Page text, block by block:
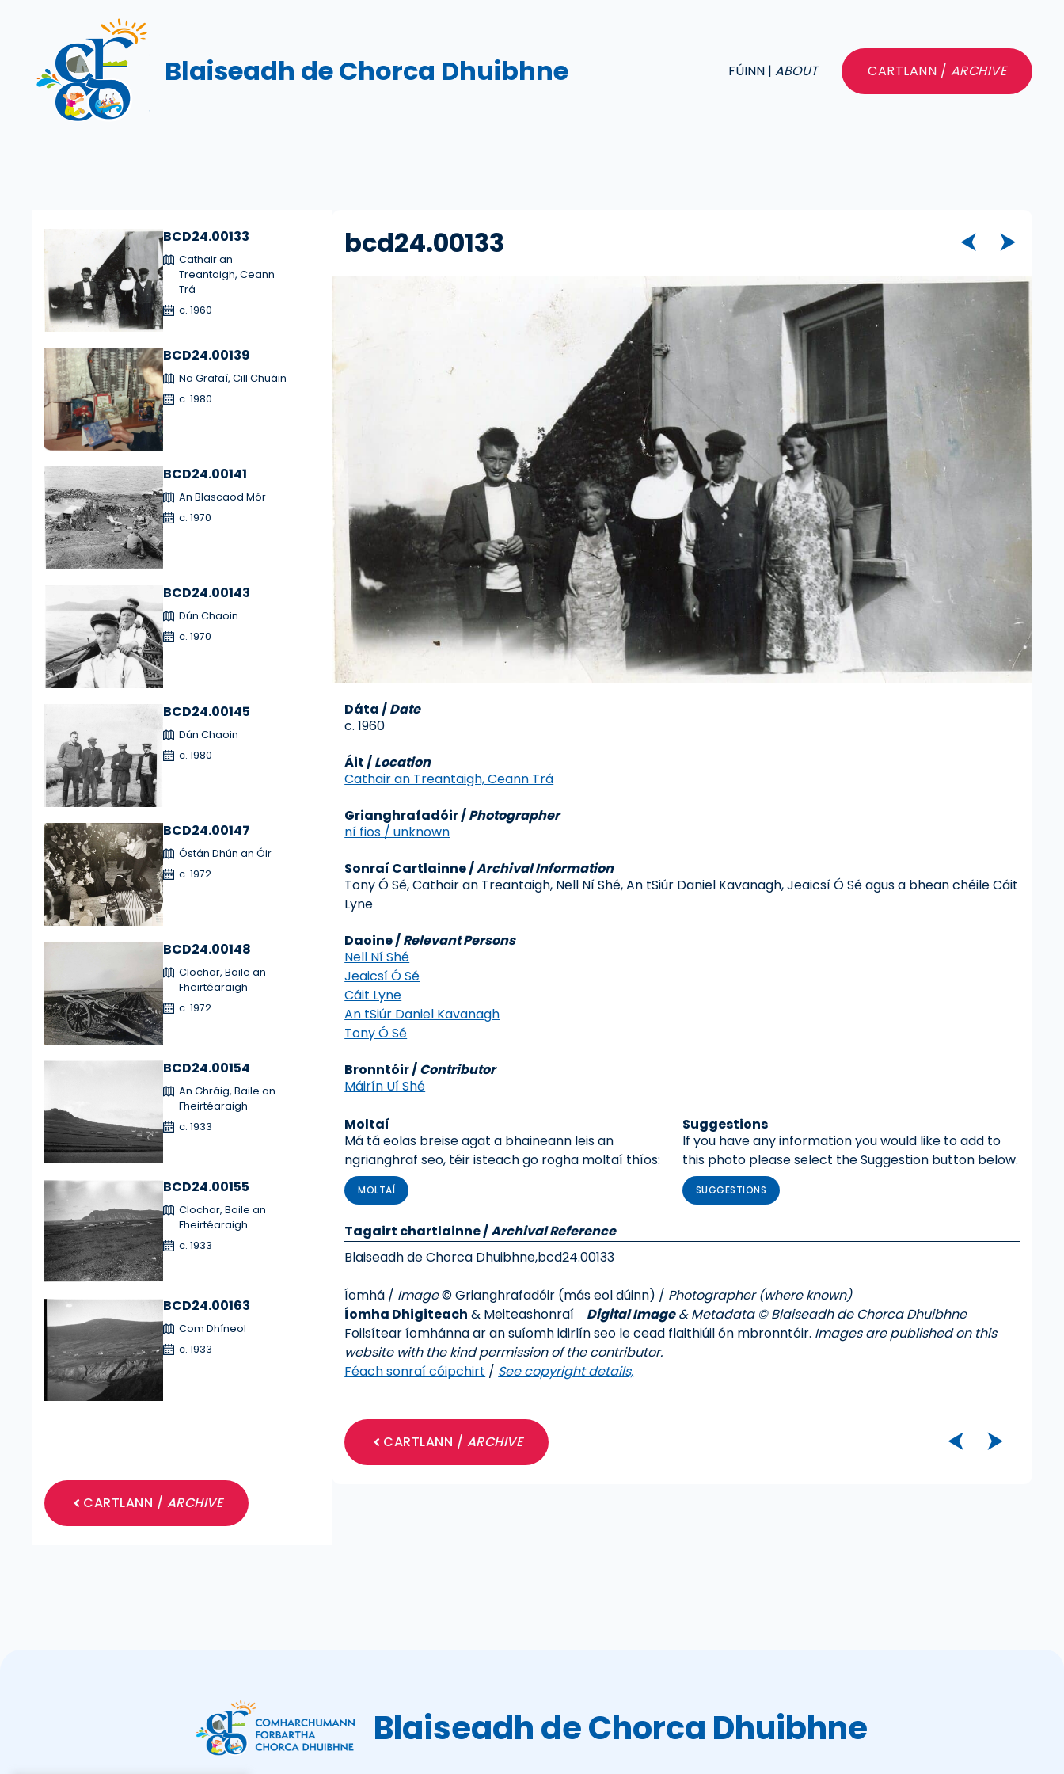
Blaiseadh de Chorca Dhuibhne FÚINN | ABOUT CARTLANN / ARCHIVE
BCD24.00133
Cathair an
Treantaigh, Ceann
Trá
c. 1960
BCD24.00139
Na Grafaí, Cill Chuáin
c. 1980
BCD24.00141
An Blascaod Mór
c. 1970
BCD24.00143
Dún Chaoin
c. 1970
BCD24.00145
Dún Chaoin
c. 1980
BCD24.00147
Óstán Dhún an Óir
c. 1972
BCD24.00148
Clochar, Baile an
Fheirtéaraigh
c. 1972
BCD24.00154
An Ghráig, Baile an
Fheirtéaraigh
c. 1933
BCD24.00155
Clochar, Baile an
Fheirtéaraigh
c. 1933
BCD24.00163
Com Dhíneol
c. 1933
CARTLANN / ARCHIVE
bcd24.00133 ⮜ ⮞
Dáta /Date
c. 1960
Áit /Location
Cathair an Treantaigh, Ceann Trá
Grianghrafadóir/Photographer
ní fios / unknown
Sonraí Cartlainne/Archival Information
Tony Ó Sé, Cathair an Treantaigh, Nell Ní Shé, An tSiúr Daniel Kavanagh, Jeaicsí Ó Sé agus a bhean chéile Cáit
Lyne
Daoine /Relevant Persons
Nell Ní Shé
Jeaicsí Ó Sé
Cáit Lyne
An tSiúr Daniel Kavanagh
Tony Ó Sé
Bronntóir /Contributor
Máirín Uí Shé
Moltaí
Má tá eolas breise agat a bhaineann leis an
ngrianghraf seo, téir isteach go rogha moltaí thíos:
MOLTAÍ
Suggestions
If you have any information you would like to add to
this photo please select the Suggestion button below.
SUGGESTIONS
Tagairt chartlainne/Archival Reference
Blaiseadh de Chorca Dhuibhne,bcd24.00133
Íomhá / Image© Grianghrafadóir (más eol dúinn) / Photographer (where known)
Íomha Dhigiteach & Meiteashonraí Digital Image& Metadata © Blaiseadh de Chorca Dhuibhne
Foilsítear íomhánna ar an suíomh idirlín seo le cead flaithiúil ón mbronntóir. Images are published on this
website with the kind permission of the contributor.
Féach sonraí cóipchirt / See copyright details,
CARTLANN / ARCHIVE ⮜ ⮞
Blaiseadh de Chorca Dhuibhne